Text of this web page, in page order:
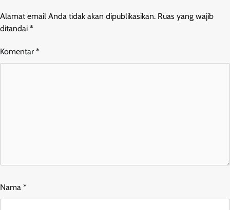
Alamat email Anda tidak akan dipublikasikan. Ruas yang wajib
ditandai *
Komentar *
Nama *